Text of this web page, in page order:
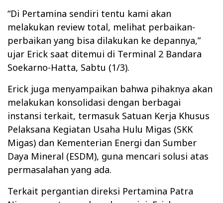
“Di Pertamina sendiri tentu kami akan
melakukan review total, melihat perbaikan-
perbaikan yang bisa dilakukan ke depannya,”
ujar Erick saat ditemui di Terminal 2 Bandara
Soekarno-Hatta, Sabtu (1/3).
Erick juga menyampaikan bahwa pihaknya akan
melakukan konsolidasi dengan berbagai
instansi terkait, termasuk Satuan Kerja Khusus
Pelaksana Kegiatan Usaha Hulu Migas (SKK
Migas) dan Kementerian Energi dan Sumber
Daya Mineral (ESDM), guna mencari solusi atas
permasalahan yang ada.
Terkait pergantian direksi Pertamina Patra